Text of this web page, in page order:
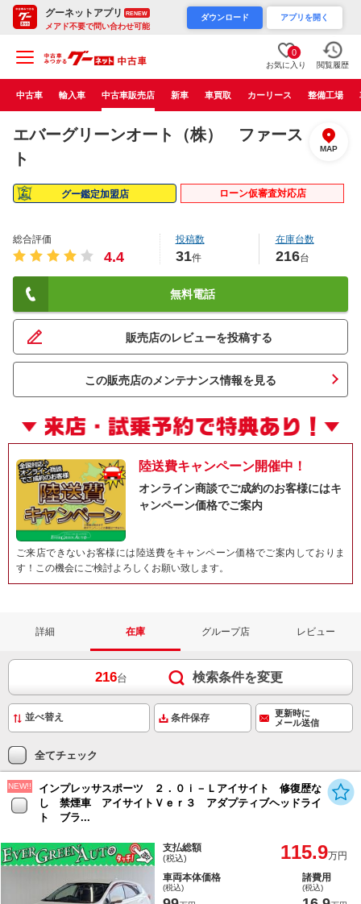
グーネットアプリ RENEW
メアド不要で問い合わせ可能
ダウンロード アプリを開く
0
お気に入り 閲覧履歴
中古車 輸入車 中古車販売店 新車 車買取 カーリース 整備工場
エバーグリーンオート（株） ファース
ト
MAP
グー鑑定加盟店 ローン仮審査対応店
総合評価
4.4
投稿数
31件
在庫台数
216台
無料電話
販売店のレビューを投稿する
この販売店のメンテナンス情報を見る
陸送費キャンペーン開催中！
オンライン商談でご成約のお客様にはキ
ャンペーン価格でご案内
ご来店できないお客様には陸送費をキャンペーン価格でご案内しておりま
す！この機会にご検討よろしくお願い致します。
詳細 在庫 グループ店 レビュー
216台 検索条件を変更
条件保存
更新時に
メール送信
全てチェック
NEW!!
インプレッサスポーツ ２．０ｉ－Ｌアイサイト 修復歴な
し 禁煙車 アイサイトＶｅｒ３ アダプティブヘッドライ
ト ブラ...
支払総額
(税込) 115.9万円
車両本体価格
(税込)
諸費用
(税込)